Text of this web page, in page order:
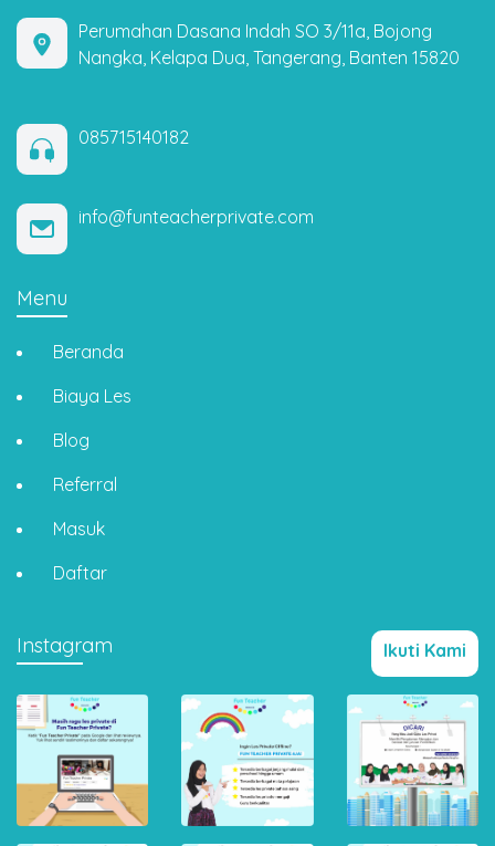
Perumahan Dasana Indah SO 3/11a, Bojong
Nangka, Kelapa Dua, Tangerang, Banten 15820
085715140182
info@funteacherprivate.com
Menu
Beranda
Biaya Les
Blog
Referral
Masuk
Daftar
Instagram Ikuti Kami